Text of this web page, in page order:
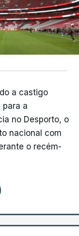
a castigo
para a
no Desporto, o
nacional com
o recém-